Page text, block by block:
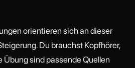
orientieren sich an dieser
Du brauchst Kopfhörer,
Übung sind passende Quellen